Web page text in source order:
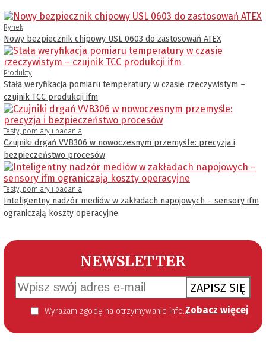
Rynek
Nowy bezpiecznik chipowy USL 0603 do zastosowań ATEX
Produkty
Stała weryfikacja pomiaru temperatury w czasie rzeczywistym –
czujnik TCC produkcji ifm
Testy, pomiary i badania
Czujniki drgań VVB306 w nowoczesnym przemyśle: precyzja i
bezpieczeństwo procesów
Testy, pomiary i badania
Inteligentny nadzór mediów w zakładach napojowych – sensory ifm
ograniczają koszty operacyjne
NEWSLETTER
ZAPISZ SIĘ
Wyrażam zgodę na otrzymywanie informacji handlowej kierowanej do mnie za pomocą środków komunikacji elektronicznej w szczególności poczty elektronicznej zgodnie z przepisem art. 10 ust 2 ustawy z dnia 18 lipca 2002 roku o świadczeniu usług drogą elektroniczną (Dz. U. 144 z 2002 r. poz. 1204). Zgoda jest dobrowolna, jednak jej wyrażenie jest konieczne, aby otrzymywać newsletter. Zobacz więcej